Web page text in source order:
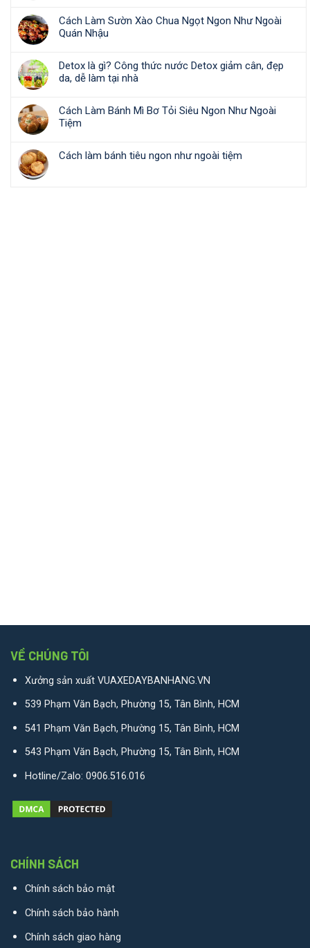
Cách Làm Sườn Xào Chua Ngọt Ngon Như Ngoài
Quán Nhậu
Detox là gì? Công thức nước Detox giảm cân, đẹp
da, dễ làm tại nhà
Cách Làm Bánh Mì Bơ Tỏi Siêu Ngon Như Ngoài
Tiệm
Cách làm bánh tiêu ngon như ngoài tiệm
VỀ CHÚNG TÔI
Xưởng sản xuất VUAXEDAYBANHANG.VN
539 Phạm Văn Bạch, Phường 15, Tân Bình, HCM
541 Phạm Văn Bạch, Phường 15, Tân Bình, HCM
543 Phạm Văn Bạch, Phường 15, Tân Bình, HCM
Hotline/Zalo: 0906.516.016
CHÍNH SÁCH
Chính sách bảo mật
Chính sách bảo hành
Chính sách giao hàng